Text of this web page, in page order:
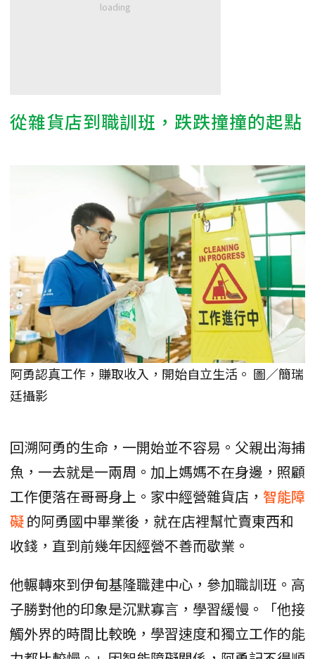
從雜貨店到職訓班，跌跌撞撞的起點
阿勇認真工作，賺取收入，開始自立生活。 圖／簡瑞
廷攝影
回溯阿勇的生命，一開始並不容易。父親出海捕
魚，一去就是一兩周。加上媽媽不在身邊，照顧
工作便落在哥哥身上。家中經營雜貨店， 智能障
礙的阿勇國中畢業後，就在店裡幫忙賣東西和
收錢，直到前幾年因經營不善而歇業。
他輾轉來到伊甸基隆職建中心，參加職訓班。高
子勝對他的印象是沉默寡言，學習緩慢。「他接
觸外界的時間比較晚，學習速度和獨立工作的能